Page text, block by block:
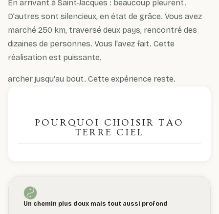
En arrivant à Saint-Jacques : beaucoup pleurent.
D'autres sont silencieux, en état de grâce. Vous avez
marché 250 km, traversé deux pays, rencontré des
dizaines de personnes. Vous l'avez fait. Cette
réalisation est puissante.
archer jusqu'au bout. Cette expérience reste.
POURQUOI CHOISIR TAO
TERRE CIEL
Un chemin plus doux mais tout aussi profond